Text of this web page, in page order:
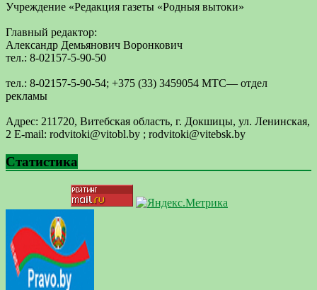
Учреждение «Редакция газеты «Родныя вытоки»
Главный редактор:
Александр Демьянович Воронкович
тел.: 8-02157-5-90-50
тел.: 8-02157-5-90-54; +375 (33) 3459054 МТС— отдел
рекламы
Адрес: 211720, Витебская область, г. Докшицы, ул. Ленинская,
2 E-mail: ​rodvitoki@​​vitobl​.by ; rodvitoki@vitebsk.by
Статистика